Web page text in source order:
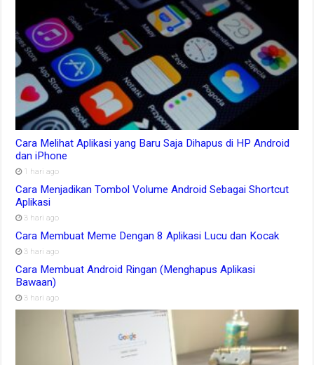
Cara Melihat Aplikasi yang Baru Saja Dihapus di HP Android
dan iPhone
1 hari ago
Cara Menjadikan Tombol Volume Android Sebagai Shortcut
Aplikasi
3 hari ago
Cara Membuat Meme Dengan 8 Aplikasi Lucu dan Kocak
3 hari ago
Cara Membuat Android Ringan (Menghapus Aplikasi
Bawaan)
3 hari ago